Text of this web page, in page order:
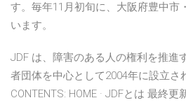
す。毎年11月初旬に、大阪府豊中市
います。
JDF は、障害のある人の権利を推進
者団体を中心として2004年に設立さ
CONTENTS: HOME · JDFとは 最終